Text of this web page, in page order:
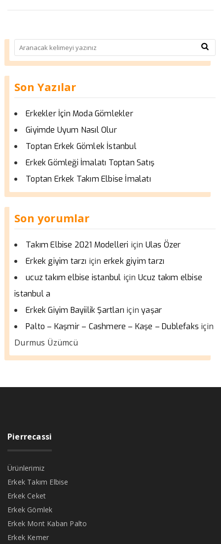
Son Yazılar
Erkekler İçin Moda Gömlekler
Giyimde Uyum Nasıl Olur
Toptan Erkek Gömlek İstanbul
Erkek Gömleği İmalatı Toptan Satış
Toptan Erkek Takım Elbise İmalatı
Son yorumlar
Takım Elbise 2021 Modelleri için Ulas Özer
Erkek giyim tarzı için erkek giyim tarzı
ucuz takım elbise istanbul için Ucuz takım elbise
istanbul a
Erkek Giyim Bayiilik Şartları içinyaşar
Palto – Kaşmir – Cashmere – Kaşe – Dublefaks için
Durmus Üzümcü
Pierrecassi
Ürünlerimiz
Erkek Takım Elbise
Erkek Ceket
Erkek Gömlek
Erkek Mont Kaban Palto
Erkek Kemer